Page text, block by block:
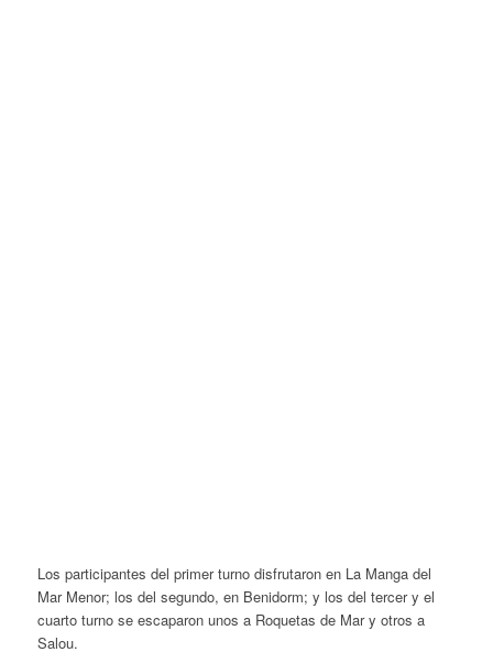
Los participantes del primer turno disfrutaron en La Manga del
Mar Menor; los del segundo, en Benidorm; y los del tercer y el
cuarto turno se escaparon unos a Roquetas de Mar y otros a
Salou.